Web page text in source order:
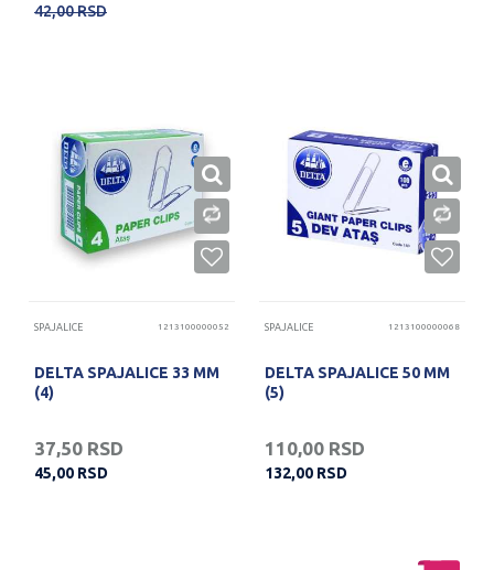
42,00RSD
SPAJALICE 1213100000052
DELTA SPAJALICE 33 MM
(4)
37,50 RSD
45,00 RSD
SPAJALICE 1213100000068
DELTA SPAJALICE 50 MM
(5)
110,00 RSD
132,00 RSD